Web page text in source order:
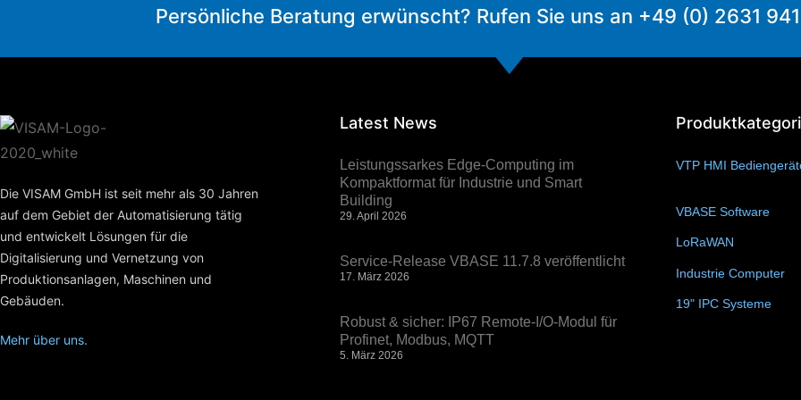
Persönliche Beratung erwünscht? Rufen Sie uns an +49 (0) 2631
Die VISAM GmbH ist seit mehr als 30 Jahren
auf dem Gebiet der Automatisierung tätig
und entwickelt Lösungen für die
Digitalisierung und Vernetzung von
Produktionsanlagen, Maschinen und
Gebäuden.
Mehr über uns.
Latest News
Leistungssarkes Edge-Computing im
Kompaktformat für Industrie und Smart
Building
29. April 2026
Service-Release VBASE 11.7.8 veröffentlicht
17. März 2026
Robust & sicher: IP67 Remote-I/O-Modul für
Profinet, Modbus, MQTT
5. März 2026
VTP HMI
VBASE Software
LoRaWAN
Industrie Computer
19" IPC Systeme